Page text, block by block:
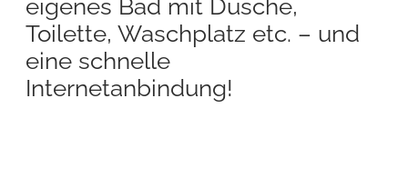
eigenes Bad mit Dusche,
Toilette, Waschplatz etc. – und
eine schnelle
Internetanbindung!